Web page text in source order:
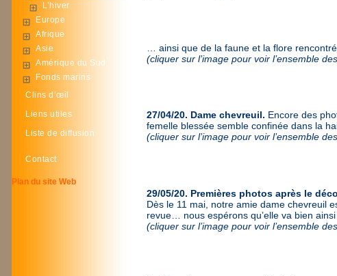
… ainsi que de la faune et la flore
(cliquer sur l’image pour voir l’ensemble
27/04/20. Dame chevreuil. Encore des
femelle blessée semble confinée dans la
(cliquer sur l’image pour voir l’ensemble
29/05/20. Premières photos après le
Dès le 11 mai, notre amie dame chevreuil
revue… nous espérons qu’elle va bien
(cliquer sur l’image pour voir l’ensemble
L’hiver
Europe
Afrique
Asie
Amérique du Sud
Fonds marins
Clins d’œil
Liens utiles
Liste de diffusion
Contact
Plan du site Web